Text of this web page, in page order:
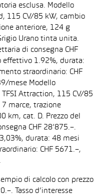
esclusa. Modello
115 CV/85 kW, cambio
anteriore, 124 g
Urano tinta unita.
di consegna CHF
effettivo 1.92%, durata:
straordinario: CHF
mese Modello
Attraction, 115 CV/85
marce, trazione
km, cat. D. Prezzo del
CHF 28’875.–.
durata: 48 mesi
CHF 5671.–,
di calcolo con prezzo
Tasso d’interesse